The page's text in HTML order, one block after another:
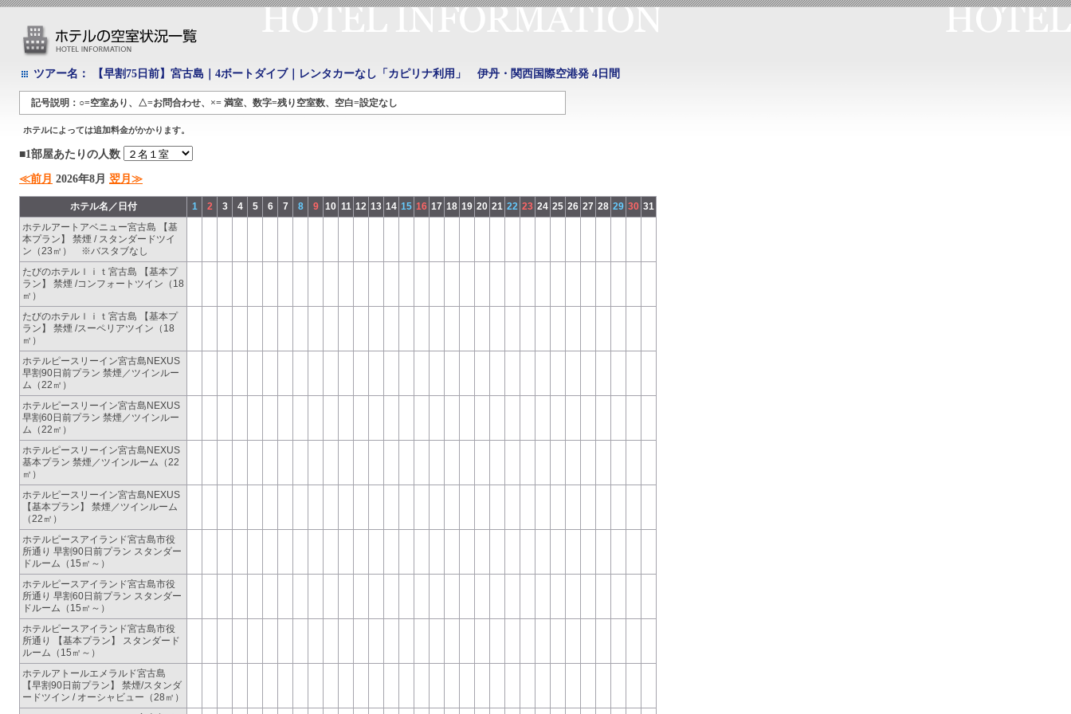
ツアー名： 【早割75日前】宮古島｜4ボートダイブ｜レンタカーなし「カピリナ利用」 伊丹・関西国際空港発 4日間
記号説明：○=空室あり、△=お問合わせ、×= 満室、数字=残り空室数、空白=設定なし
ホテルによっては追加料金がかかります。
■1部屋あたりの人数
≪前月 2026年8月 翌月≫
ホテル名／日付 1 2 3 4 5 6 7 8 9 10 11 12 13 14 15 16 17 18 19 20 21 22 23 24 25 26 27 28 29 30 31
ホテルアートアベニュー宮古島 【基
本プラン】 禁煙 / スタンダードツイ
ン（23㎡） ※バスタブなし
たびのホテルｌｉｔ宮古島 【基本プ
ラン】 禁煙 /コンフォートツイン（18
㎡）
たびのホテルｌｉｔ宮古島 【基本プ
ラン】 禁煙 /スーペリアツイン（18
㎡）
ホテルピースリーイン宮古島NEXUS
早割90日前プラン 禁煙／ツインルー
ム（22㎡）
ホテルピースリーイン宮古島NEXUS
早割60日前プラン 禁煙／ツインルー
ム（22㎡）
ホテルピースリーイン宮古島NEXUS
基本プラン 禁煙／ツインルーム（22
㎡）
ホテルピースリーイン宮古島NEXUS
【基本プラン】 禁煙／ツインルーム
（22㎡）
ホテルピースアイランド宮古島市役
所通り 早割90日前プラン スタンダー
ドルーム（15㎡～）
ホテルピースアイランド宮古島市役
所通り 早割60日前プラン スタンダー
ドルーム（15㎡～）
ホテルピースアイランド宮古島市役
所通り 【基本プラン】 スタンダード
ルーム（15㎡～）
ホテルアトールエメラルド宮古島
【早割90日前プラン】 禁煙/スタンダ
ードツイン / オーシャビュー（28㎡）